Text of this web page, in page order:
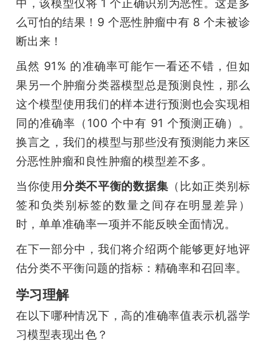
么可怕的结果！9 个恶性肿瘤中有 8 个未被诊
断出来！
虽然 91% 的准确率可能乍一看还不错，但如
果另一个肿瘤分类器模型总是预测良性，那么
这个模型使用我们的样本进行预测也会实现相
同的准确率（100 个中有 91 个预测正确）。
换言之，我们的模型与那些没有预测能力来区
分恶性肿瘤和良性肿瘤的模型差不多。
当你使用分类不平衡的数据集 （比如正类别标
签和负类别标签的数量之间存在明显差异）
时，单单准确率一项并不能反映全面情况。
在下一部分中，我们将介绍两个能够更好地评
估分类不平衡问题的指标：精确率和召回率。
学习理解
在以下哪种情况下，高的准确率值表示机器学
习模型表现出色？